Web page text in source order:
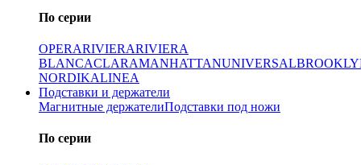
По серии
OPERARIVIERARIVIERA
BLANCACLARAMANHATTANUNIVERSAL
NORDIKALINEA
Подставки и держатели
Магнитные держателиПодставки под ножи
По серии